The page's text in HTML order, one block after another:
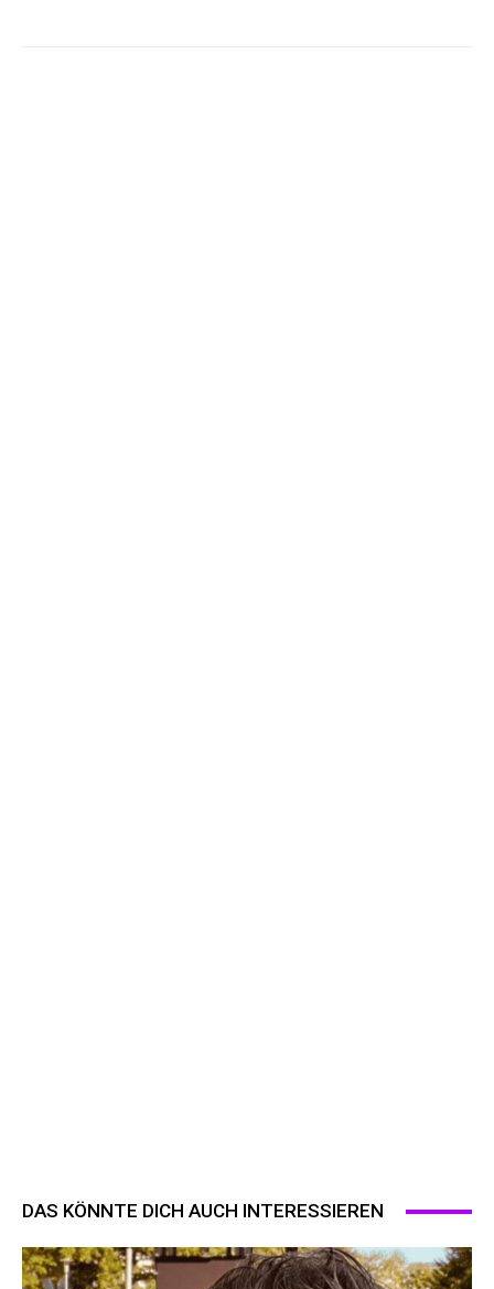
DAS KÖNNTE DICH AUCH INTERESSIEREN